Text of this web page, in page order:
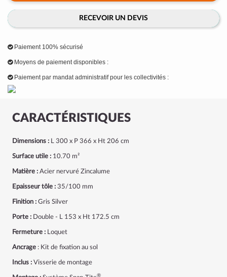
CARACTÉRISTIQUES
Dimensions : L 300 x P 366 x Ht 206 cm
Surface utile : 10.70 m²
Matière : Acier nervuré Zincalume
Epaisseur tôle : 35/100 mm
Finition : Gris Silver
Porte : Double - L 153 x Ht 172.5 cm
Fermeture : Loquet
Ancrage : Kit de fixation au sol
Inclus : Visserie de montage
®
RECEVOIR UN DEVIS
Paiement 100% sécurisé
Moyens de paiement disponibles :
Paiement par mandat administratif pour les collectivités :